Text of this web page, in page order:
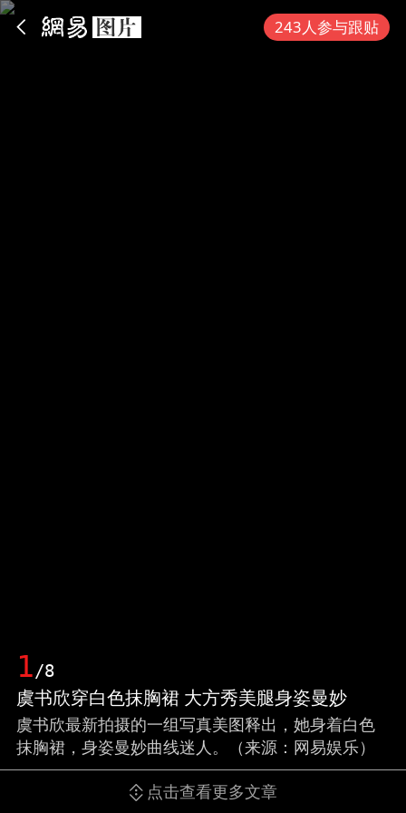
243人参与跟贴
1/8
虞书欣穿白色抹胸裙 大方秀美腿身姿曼妙
虞书欣最新拍摄的一组写真美图释出，她身着白色
抹胸裙，身姿曼妙曲线迷人。（来源：网易娱乐）
点击查看更多文章
App内打开